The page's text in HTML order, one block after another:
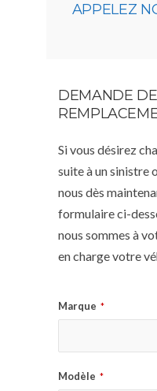
APPELEZ
DEMANDE
Si vous désirez
suite à un sinistre
nous dès
formulaire ci-
nous sommes à
en charge votre
Marque *
Modèle *